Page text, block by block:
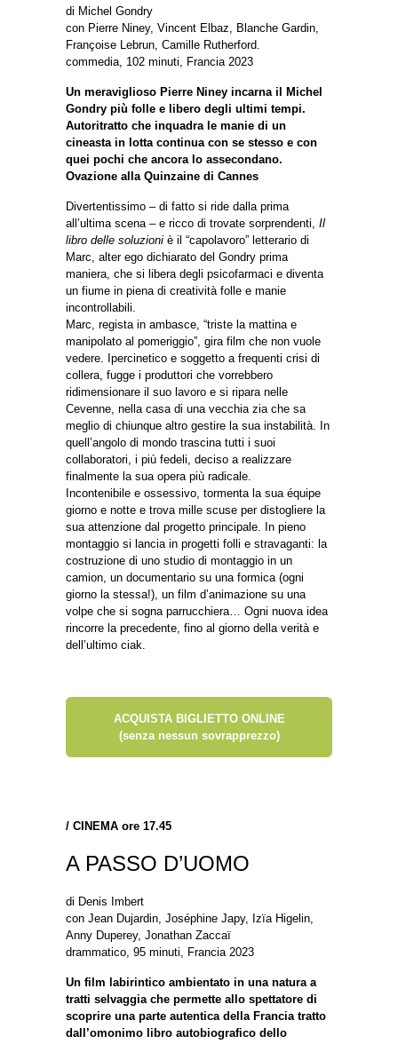
di Michel Gondry
con Pierre Niney, Vincent Elbaz, Blanche Gardin,
Françoise Lebrun, Camille Rutherford.
commedia, 102 minuti, Francia 2023
Un meraviglioso Pierre Niney incarna il Michel
Gondry più folle e libero degli ultimi tempi.
Autoritratto che inquadra le manie di un
cineasta in lotta continua con se stesso e con
quei pochi che ancora lo assecondano.
Ovazione alla Quinzaine di Cannes
Divertentissimo – di fatto si ride dalla prima
all’ultima scena – e ricco di trovate sorprendenti, Il
libro delle soluzioni è il “capolavoro” letterario di
Marc, alter ego dichiarato del Gondry prima
maniera, che si libera degli psicofarmaci e diventa
un fiume in piena di creatività folle e manie
incontrollabili.
Marc, regista in ambasce, “triste la mattina e
manipolato al pomeriggio”, gira film che non vuole
vedere. Ipercinetico e soggetto a frequenti crisi di
collera, fugge i produttori che vorrebbero
ridimensionare il suo lavoro e si ripara nelle
Cevenne, nella casa di una vecchia zia che sa
meglio di chiunque altro gestire la sua instabilità. In
quell’angolo di mondo trascina tutti i suoi
collaboratori, i più fedeli, deciso a realizzare
finalmente la sua opera più radicale.
Incontenibile e ossessivo, tormenta la sua équipe
giorno e notte e trova mille scuse per distogliere la
sua attenzione dal progetto principale. In pieno
montaggio si lancia in progetti folli e stravaganti: la
costruzione di uno studio di montaggio in un
camion, un documentario su una formica (ogni
giorno la stessa!), un film d’animazione su una
volpe che si sogna parrucchiera… Ogni nuova idea
rincorre la precedente, fino al giorno della verità e
dell’ultimo ciak.
ACQUISTA BIGLIETTO ONLINE
(senza nessun sovrapprezzo)
/ CINEMA ore 17.45
A PASSO D’UOMO
di Denis Imbert
con Jean Dujardin, Joséphine Japy, Izïa Higelin,
Anny Duperey, Jonathan Zaccaï
drammatico, 95 minuti, Francia 2023
Un film labirintico ambientato in una natura a
tratti selvaggia che permette allo spettatore di
scoprire una parte autentica della Francia tratto
dall’omonimo libro autobiografico dello